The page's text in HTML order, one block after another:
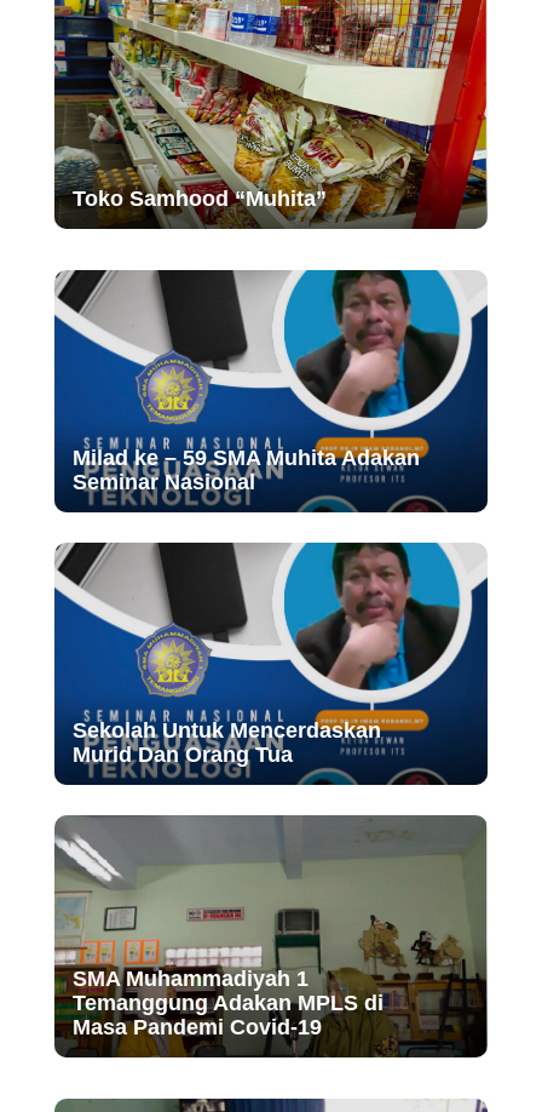
Toko Samhood “Muhita”
Milad ke – 59 SMA Muhita Adakan
Seminar Nasional
Sekolah Untuk Mencerdaskan
Murid Dan Orang Tua
SMA Muhammadiyah 1
Temanggung Adakan MPLS di
Masa Pandemi Covid-19